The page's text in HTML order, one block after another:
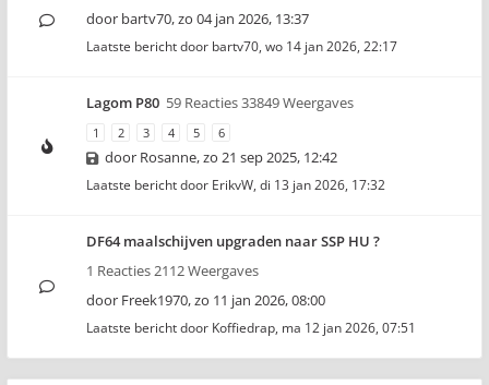
door bartv70,zo 04 jan 2026, 13:37
Laatste bericht door bartv70, wo 14 jan 2026, 22:17
Lagom P80 59 Reacties 33849 Weergaves
1 2 3 4 5 6
door Rosanne,zo 21 sep 2025, 12:42
Laatste bericht door ErikvW, di 13 jan 2026, 17:32
DF64 maalschijven upgraden naar SSP HU ?
1 Reacties 2112 Weergaves
door Freek1970,zo 11 jan 2026, 08:00
Laatste bericht door Koffiedrap, ma 12 jan 2026, 07:51